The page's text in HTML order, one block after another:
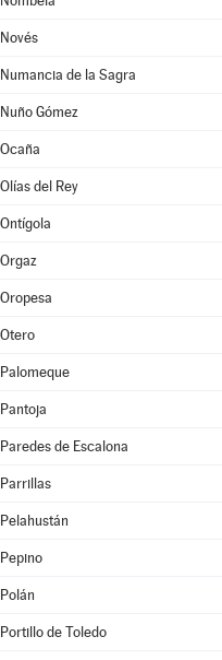
Novés
Numancia de la Sagra
Nuño Gómez
Ocaña
Olías del Rey
Ontígola
Orgaz
Oropesa
Otero
Palomeque
Pantoja
Paredes de Escalona
Parrillas
Pelahustán
Pepino
Polán
Portillo de Toledo